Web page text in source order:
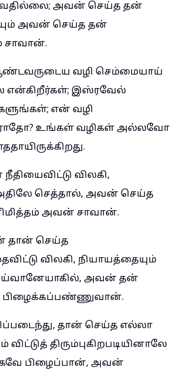
அவன் செய்த தன்
அவன் செய்த தன்
சாவான்.
வழி செம்மையாய்
என்கிறீர்கள்; இஸ்ரவேல்
என் வழி
உங்கள் வழிகள் அல்லவோ
விலகி,
செத்தால், அவன் செய்த
அவன் சாவான்.
தான் செய்த
விலகி, நியாயத்தையும்
அவன் தன்
பிழைக்கப்பண்ணுவான்.
தான் செய்த எல்லா
திரும்புகிறபடியினாலே
பிழைப்பான், அவன்